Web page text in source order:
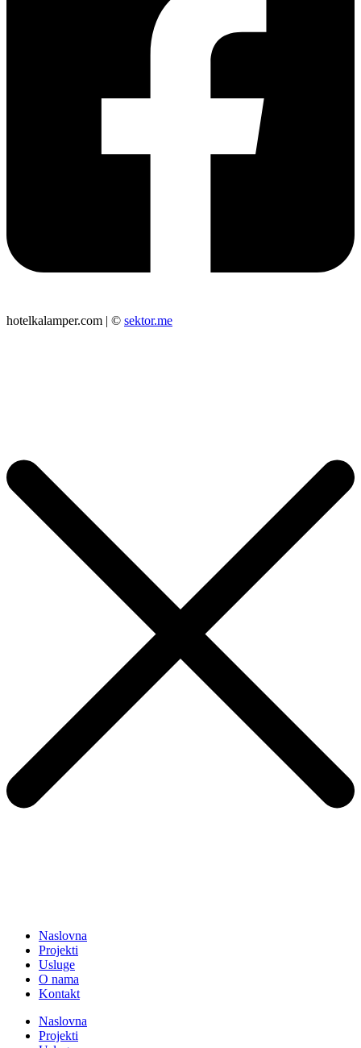
hotelkalamper.com | © sektor.me
Naslovna
Projekti
Usluge
O nama
Kontakt
Naslovna
Projekti